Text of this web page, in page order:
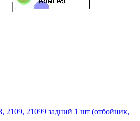
2109, 21099 задний 1 шт (отбойник,